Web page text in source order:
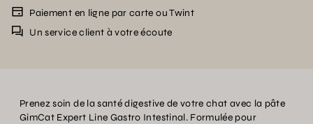
Paiement en ligne par carte ou Twint
Un service client à votre écoute
Prenez soin de la santé digestive de votre chat avec la pâte
GimCat Expert Line Gastro Intestinal. Formulée pour